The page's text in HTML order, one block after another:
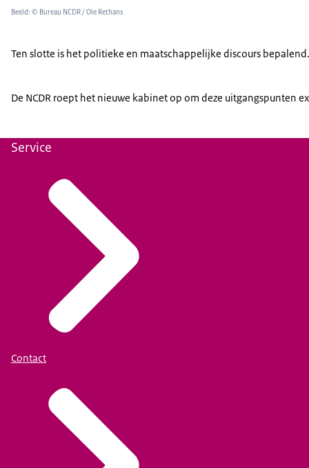
Beeld: © Bureau NCDR / Ole Rethans
Ten slotte is het politieke en maatschappelijke discours
De NCDR roept het nieuwe kabinet op om deze
Service
Contact